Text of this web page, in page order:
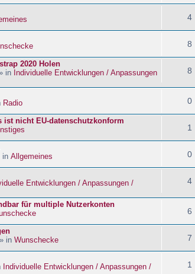
4
8
2020 Holen
in Individuelle Entwicklungen / Anpassungen
8
Radio 0
nicht EU-datenschutzkonform
1
in Allgemeines 0
Entwicklungen / Anpassungen /
4
für multiple Nutzerkonten
6
in Wunschecke 7
Individuelle Entwicklungen / Anpassungen /
1